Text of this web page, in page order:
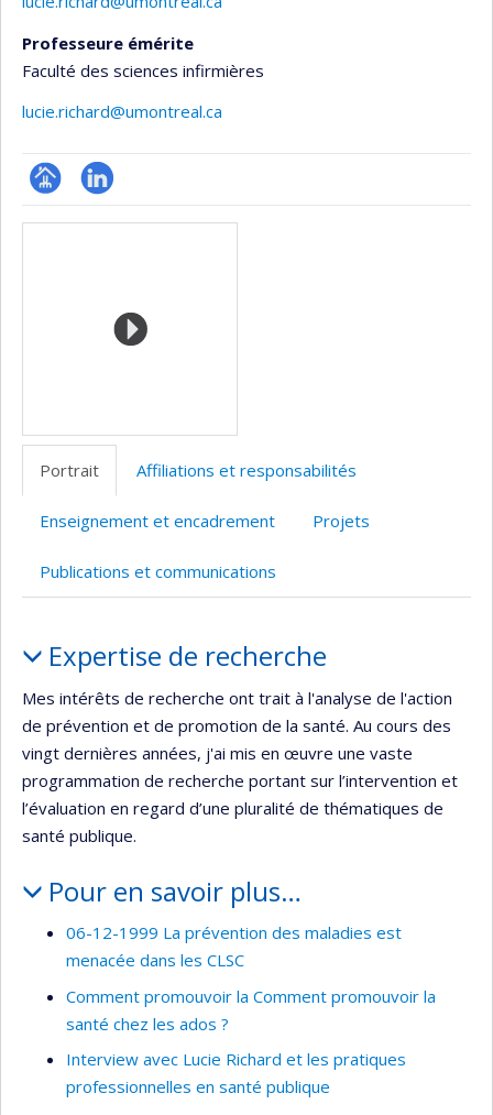
Professeure émérite
Faculté des sciences infirmières
lucie.richard@umontreal.ca
Page LinkedIn
Médias
Portrait Affiliations et responsabilités
Enseignement et encadrement Projets
Publications et communications
Expertise de recherche
Mes intérêts de recherche ont trait à l'analyse de l'action
de prévention et de promotion de la santé. Au cours des
vingt dernières années, j'ai mis en œuvre une vaste
programmation de recherche portant sur l’intervention et
l’évaluation en regard d’une pluralité de thématiques de
santé publique.
Pour en savoir plus…
06-12-1999 La prévention des maladies est
menacée dans les CLSC
Comment promouvoir la Comment promouvoir la
santé chez les ados ?
Interview avec Lucie Richard et les pratiques
professionnelles en santé publique